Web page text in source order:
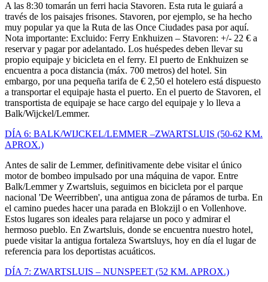
A las 8:30 tomarán un ferri hacia Stavoren. Esta ruta le guiará a
través de los paisajes frisones. Stavoren, por ejemplo, se ha hecho
muy popular ya que la Ruta de las Once Ciudades pasa por aquí.
Nota importante: Excluido: Ferry Enkhuizen – Stavoren: +/- 22 € a
reservar y pagar por adelantado. Los huéspedes deben llevar su
propio equipaje y bicicleta en el ferry. El puerto de Enkhuizen se
encuentra a poca distancia (máx. 700 metros) del hotel. Sin
embargo, por una pequeña tarifa de € 2,50 el hotelero está dispuesto
a transportar el equipaje hasta el puerto. En el puerto de Stavoren, el
transportista de equipaje se hace cargo del equipaje y lo lleva a
Balk/Wijckel/Lemmer.
DÍA 6: BALK/WIJCKEL/LEMMER –ZWARTSLUIS (50-62 KM.
APROX.)
Antes de salir de Lemmer, definitivamente debe visitar el único
motor de bombeo impulsado por una máquina de vapor. Entre
Balk/Lemmer y Zwartsluis, seguimos en bicicleta por el parque
nacional 'De Weerribben', una antigua zona de páramos de turba. En
el camino puedes hacer una parada en Blokzijl o en Vollenhove.
Estos lugares son ideales para relajarse un poco y admirar el
hermoso pueblo. En Zwartsluis, donde se encuentra nuestro hotel,
puede visitar la antigua fortaleza Swartsluys, hoy en día el lugar de
referencia para los deportistas acuáticos.
DÍA 7: ZWARTSLUIS – NUNSPEET (52 KM. APROX.)